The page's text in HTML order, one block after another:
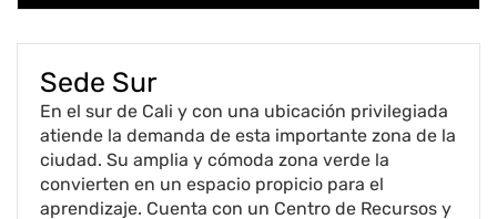
Sede Sur
En el sur de Cali y con una ubicación privilegiada
atiende la demanda de esta importante zona de la
ciudad. Su amplia y cómoda zona verde la
convierten en un espacio propicio para el
aprendizaje. Cuenta con un Centro de Recursos y